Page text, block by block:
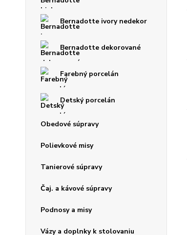
Bernadotte ivory nedekor
Bernadotte dekorované
Farebný porcelán
Detský porcelán
Obedové súpravy
Polievkové misy
Tanierové súpravy
Čaj. a kávové súpravy
Podnosy a misy
Vázy a doplnky k stolovaniu